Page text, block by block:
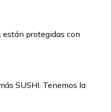
están protegidas con
SUSHI. Tenemos la